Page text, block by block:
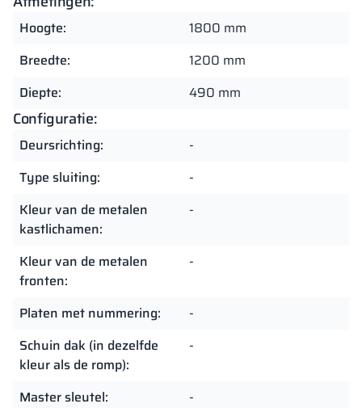
Hoogte:
1800 mm
Breedte:
1200 mm
Diepte:
490 mm
Configuratie:
Deursrichting:
-
Type sluiting:
-
Kleur van de metalen
kastlichamen:
-
Kleur van de metalen
fronten:
-
Platen met nummering:
-
Schuin dak (in dezelfde
kleur als de romp):
-
Master sleutel:
-